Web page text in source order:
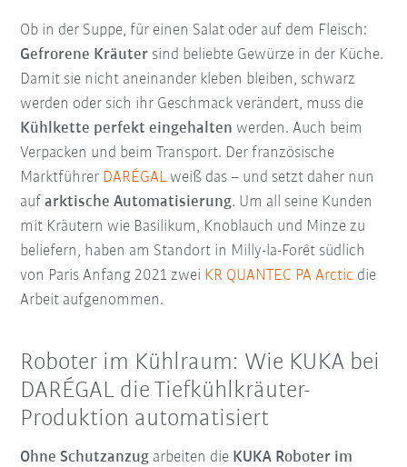
Ob in der Suppe, für einen Salat oder auf dem Fleisch:
Gefrorene Kräuter sind beliebte Gewürze in der Küche.
Damit sie nicht aneinander kleben bleiben, schwarz
werden oder sich ihr Geschmack verändert, muss die
Kühlkette perfekt eingehalten werden. Auch beim
Verpacken und beim Transport. Der französische
Marktführer DARÉGAL weiß das – und setzt daher nun
aufarktische Automatisierung. Um all seine Kunden
mit Kräutern wie Basilikum, Knoblauch und Minze zu
beliefern, haben am Standort in Milly-la-Forêt südlich
von Paris Anfang 2021 zwei KR QUANTEC PA Arctic die
Arbeit aufgenommen.
Roboter im Kühlraum: Wie KUKA bei
DARÉGAL die Tiefkühlkräuter-
Produktion automatisiert
Ohne Schutzanzug arbeiten die KUKA Roboter im